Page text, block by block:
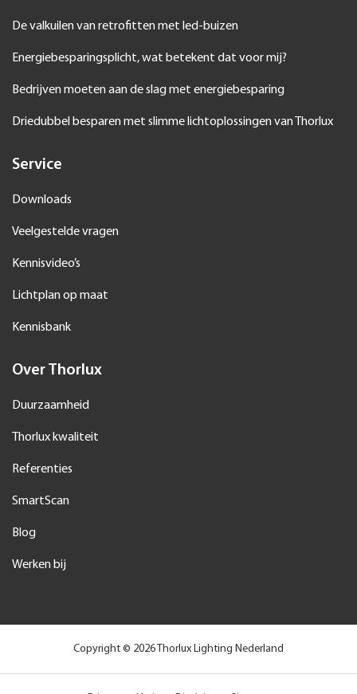
De valkuilen van retrofitten met led-buizen
Energiebesparingsplicht, wat betekent dat voor mij?
Bedrijven moeten aan de slag met energiebesparing
Driedubbel besparen met slimme lichtoplossingen van Thorlux
Service
Downloads
Veelgestelde vragen
Kennisvideo’s
Lichtplan op maat
Kennisbank
Over Thorlux
Duurzaamheid
Thorlux kwaliteit
Referenties
SmartScan
Blog
Werken bij
Copyright © 2026 Thorlux Lighting Nederland